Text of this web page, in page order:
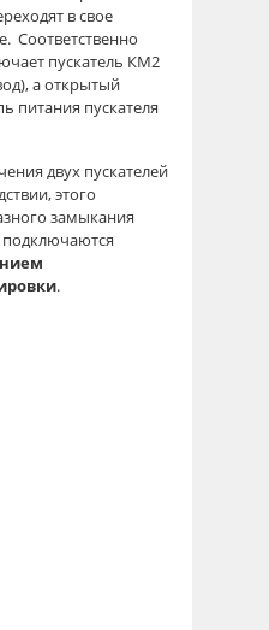
в свое
Соответственно
пускатель КМ2
а открытый
питания пускателя
двух пускателей
этого
замыкания
подключаются
.